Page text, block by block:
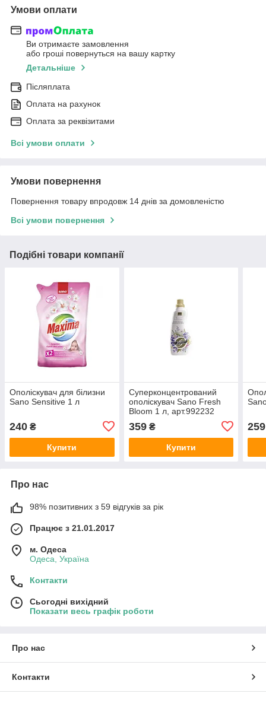
Умови оплати
Ви отримаєте замовлення
або гроші повернуться на вашу картку
Детальніше
Післяплата
Оплата на рахунок
Оплата за реквізитами
Всі умови оплати
Умови повернення
Повернення товару впродовж 14 днів за домовленістю
Всі умови повернення
Подібні товари компанії
Ополіскувач для білизни
Sano Sensitive 1 л
240 ₴
Купити
Суперконцентрований
ополіскувач Sano Fresh
Bloom 1 л, арт.992232
359₴
Купити
259
Про нас
98% позитивних з 59 відгуків за рік
Працює з 21.01.2017
м. Одеса
Одеса, Україна
Контакти
Сьогодні вихідний
Показати весь графік роботи
Про нас
Контакти